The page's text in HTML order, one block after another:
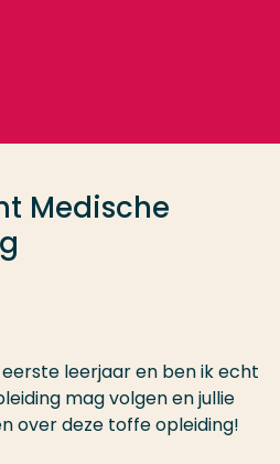
Medische
leerjaar en ben ik echt
mag volgen en jullie
over deze toffe opleiding!